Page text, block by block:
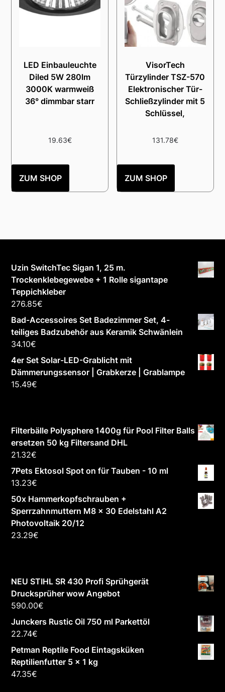
LED Einbauleuchte
Diled 5W 280lm
3000K warmweiß
36° dimmbar starr
19.63€
ZUM SHOP
VisorTech
Türzylinder TSZ-570
Elektronischer Tür-
Schließzylinder mit 5
Schlüssel,
131.78€
ZUM SHOP
Uzin SwitchTec Sigan 1, 25 m.
Trockenklebegewebe + 1 Rolle sigantape
Teppichkleber
276.85€
Bad-Accessoires Set Badezimmer Set, 4-
teiliges Badzubehör aus Keramik Schwänlein
34.10€
4er Set Solar-LED-Grablicht mit
Dämmerungssensor | Grabkerze | Grablampe
15.49€
Filterbälle Polysphere 1400g für Pool Filter Balls
ersetzen 50 kg Filtersand DHL
21.32€
7Pets Ektosol Spot on für Tauben - 10 ml
13.23€
50x Hammerkopfschrauben +
Sperrzahnmuttern M8 x 30 Edelstahl A2
Photovoltaik 20/12
23.29€
NEU STIHL SR 430 Profi Sprühgerät
Drucksprüher wow Angebot
590.00€
Junckers Rustic Oil 750 ml Parkettöl
22.74€
Petman Reptile Food Eintagsküken
Reptilienfutter 5 x 1 kg
47.35€